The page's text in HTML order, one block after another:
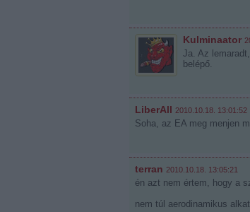
Kulminaator
Ja. Az
belépő.
LiberAll 2010.10.18. 13:01:52
Soha, az EA meg menjen
terran 2010.10.18. 13:05:21
én azt nem értem, hogy a
nem túl aerodinamikus